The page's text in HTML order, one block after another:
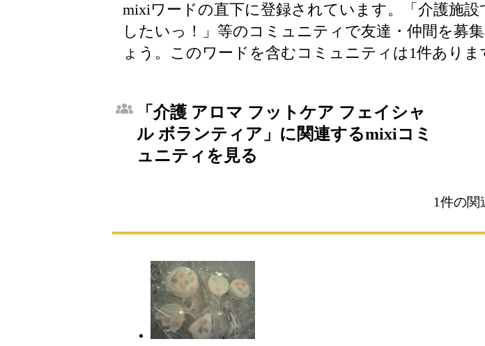
mixiワードの直下に登録されています。「介護施
したいっ！」等のコミュニティで友達・仲間を募
ょう。このワードを含むコミュニティは1件ありま
「介護 アロマ フットケア フェイシャ
ル ボランティア」に関連するmixiコミ
ュニティを見る
1件の関